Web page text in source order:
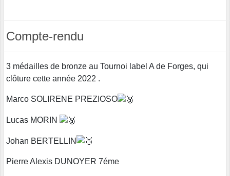
Compte-rendu
3 médailles de bronze au Tournoi label A de Forges, qui
clôture cette année 2022 .
Marco SOLIRENE PREZIOSO
Lucas MORIN
Johan BERTELLIN
Pierre Alexis DUNOYER 7éme